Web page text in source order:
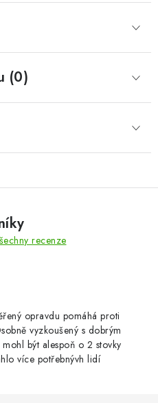
(0)
recenze
opravdu pomáhá proti
vyzkoušený s dobrým
být alespoň o 2 stovky
více potřebnývh lidí